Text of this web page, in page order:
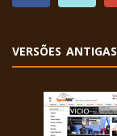
VERSÕES ANTIGAS